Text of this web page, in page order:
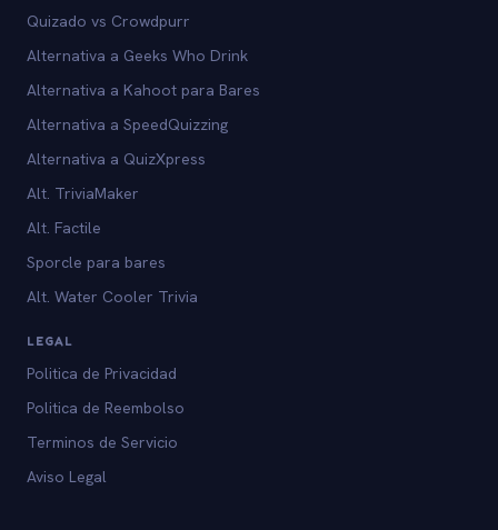
Quizado vs Crowdpurr
Alternativa a Geeks Who Drink
Alternativa a Kahoot para Bares
Alternativa a SpeedQuizzing
Alternativa a QuizXpress
Alt. TriviaMaker
Alt. Factile
Sporcle para bares
Alt. Water Cooler Trivia
LEGAL
Politica de Privacidad
Politica de Reembolso
Terminos de Servicio
Aviso Legal